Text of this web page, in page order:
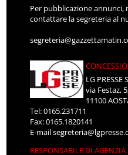
Per pubblicazione
contattare la segreteria al
LG PRESSE
via Festaz,
11100
Tel: 0165.231711
Fax: 0165.1820141
E-mail
RESPONSABILE DI AGENZIA